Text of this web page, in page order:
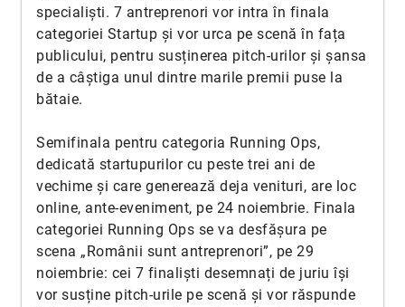
specialiști. 7 antreprenori vor intra în finala
categoriei Startup și vor urca pe scenă în fața
publicului, pentru susținerea pitch-urilor și șansa
de a câștiga unul dintre marile premii puse la
bătaie.
Semifinala pentru categoria Running Ops,
dedicată startupurilor cu peste trei ani de
vechime și care generează deja venituri, are loc
online, ante-eveniment, pe 24 noiembrie. Finala
categoriei Running Ops se va desfășura pe
scena „Românii sunt antreprenori”, pe 29
noiembrie: cei 7 finaliști desemnați de juriu își
vor susține pitch-urile pe scenă și vor răspunde